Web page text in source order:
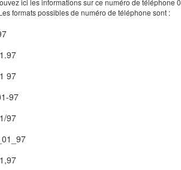
ici les informations sur ce numéro de
formats possibles de numéro de téléphone sont :
97
97
97